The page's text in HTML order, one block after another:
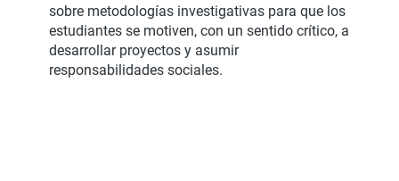
sobre metodologías investigativas para que los
estudiantes se motiven, con un sentido crítico, a
desarrollar proyectos y asumir
responsabilidades sociales.